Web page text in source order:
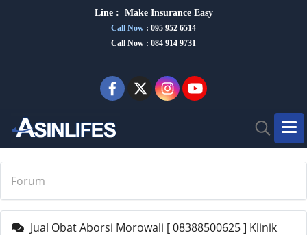
Line : Make Insurance Easy
Call Now : 095 952 6514
Call Now : 084 914 9731
Forum
Jual Obat Aborsi Morowali [ 08388500625 ] Klinik